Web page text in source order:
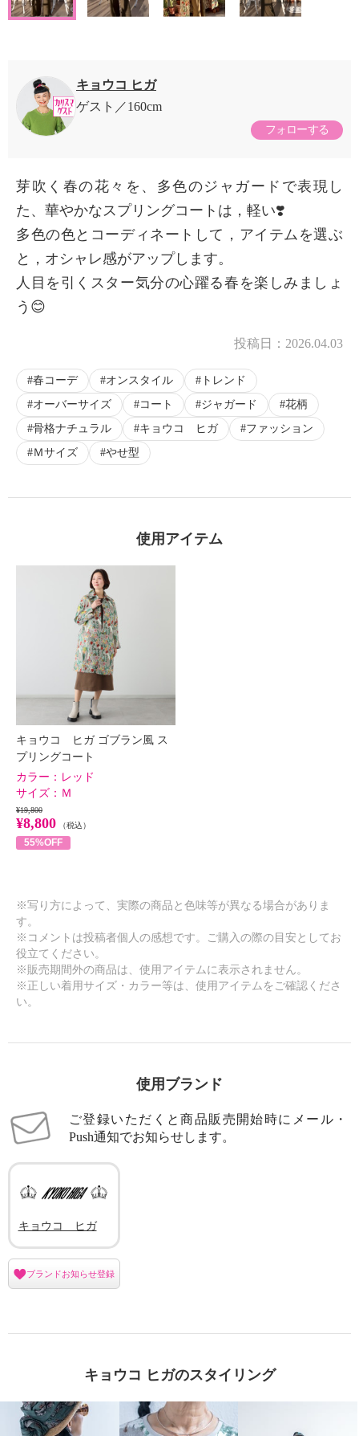
キョウコ ヒガ
ゲスト
160cm
フォローする
芽吹く春の花々を、多色のジャガードで表現し
た、華やかなスプリングコートは，軽い❣️
多色の色とコーディネートして，アイテムを選ぶ
と，オシャレ感がアップします。
人目を引くスター気分の心躍る春を楽しみましょ
う😊
投稿日： 2026.04.03
春コーデ オンスタイル
トレンド
オーバーサイズ
コート ジャガード
花柄
骨格ナチュラル
キョウコ ヒガ
ファッション
Ｍサイズ
やせ型
使用アイテム
キョウコ ヒガ ゴブラン風 ス
プリングコート
カラー： レッド
サイズ： Ｍ
¥19,800
¥8,800 （税込）
55%OFF
※写り方によって、実際の商品と色味等が異なる場合がありま
す。
※コメントは投稿者個人の感想です。ご購入の際の目安としてお
役立てください。
※販売期間外の商品は、使用アイテムに表示されません。
※正しい着用サイズ・カラー等は、使用アイテムをご確認くださ
い。
使用ブランド
ご登録いただくと商品販売開始時にメール・
Push通知でお知らせします。
キョウコ ヒガ
ブランドお知らせ登録
キョウコ ヒガのスタイリング